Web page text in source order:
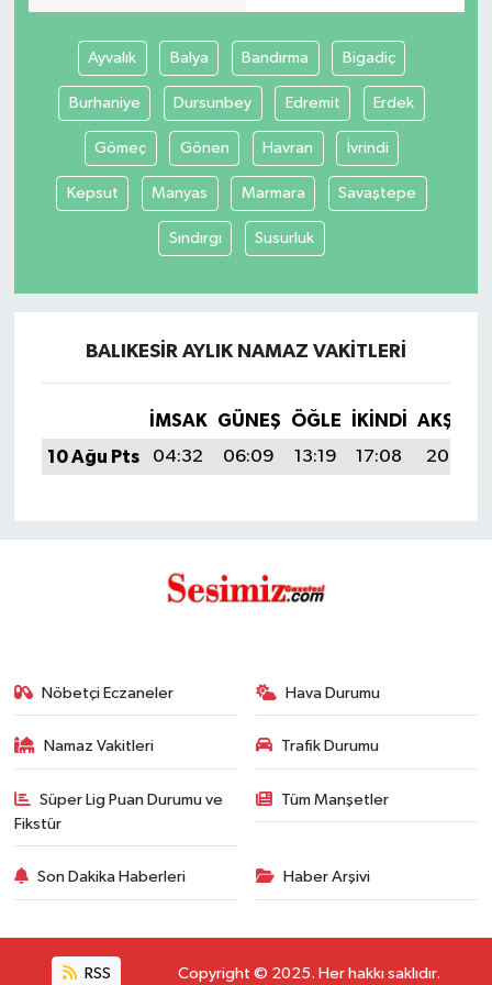
Ayvalık Balya Bandırma Bigadiç
Burhaniye Dursunbey Edremit Erdek
Gömeç Gönen Havran İvrindi
Kepsut Manyas Marmara Savaştepe
Sındırgı Susurluk
BALIKESIR AYLIK NAMAZ VAKITLERI
İMSAK GÜNEŞ ÖĞLE İKINDI
AKŞAM
10 Ağu Pts
04:32 06:09 13:19 17:08 20:19
Nöbetçi Eczaneler Hava Durumu
Namaz Vakitleri Trafik Durumu
Süper Lig Puan Durumu ve
Fikstür
Tüm Manşetler
Son Dakika Haberleri Haber Arşivi
RSS Copyright © 2025. Her hakkı saklıdır.